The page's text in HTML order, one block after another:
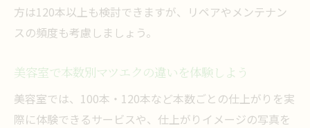
方は120本以上も検討できますが、リペアやメンテナン
スの頻度も考慮しましょう。
美容室で本数別マツエクの違いを体験しよう
美容室では、100本・120本など本数ごとの仕上がりを実
際に体験できるサービスや、仕上がりイメージの写真を